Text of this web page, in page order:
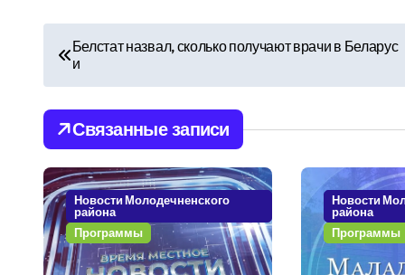
а
в
и
г
а
ц
Белстат назвал, сколько получают врачи в Беларус
и
Связанные записи
Новости Молодечненского
района
Программы
Новости
района
Программы